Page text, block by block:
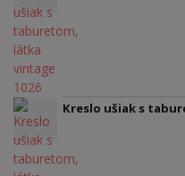
Kreslo ušiak s